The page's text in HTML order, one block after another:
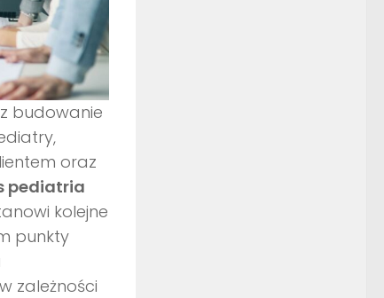
budowanie
oraz
pediatria
kolejne
punkty
zależności